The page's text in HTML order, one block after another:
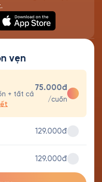
vẹn
+ tất cả
75.000đ
/cuốn
129.000đ
129.000đ